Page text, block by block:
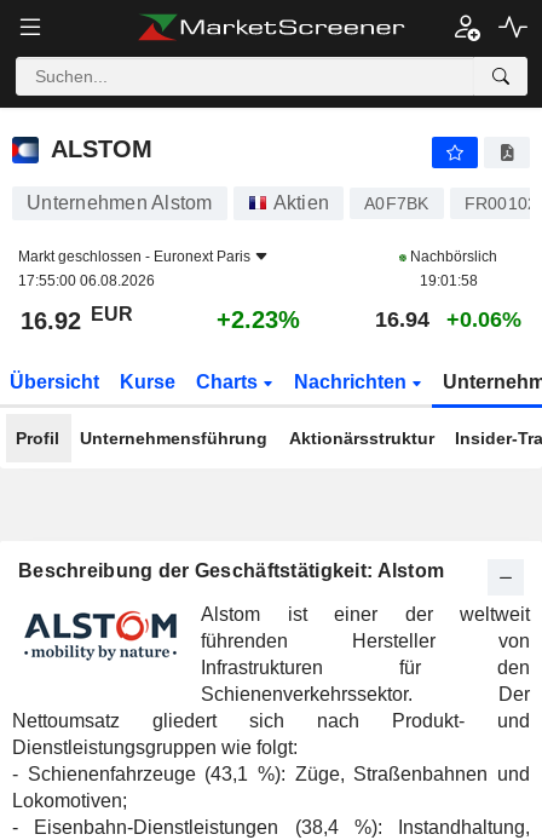
ALSTOM
ALSTOM
Unternehmen Alstom Aktien A0F7BK
Markt geschlossen - Euronext Paris
17:55:00 06.08.2026
Nachbörslich
19:01:58
16.92 EUR +2.23% 16.94 +0.06%
Übersicht Kurse Charts Nachrichten
Profil Unternehmensführung Aktionärsstruktur Insider-
Beschreibung der Geschäftstätigkeit: Alstom
Alstom ist einer der weltweit
führenden Hersteller von
Infrastrukturen für den
Schienenverkehrssektor. Der
Nettoumsatz gliedert sich nach Produkt- und
Dienstleistungsgruppen wie folgt:
- Schienenfahrzeuge (43,1 %): Züge, Straßenbahnen und
Lokomotiven;
- Eisenbahn-Dienstleistungen (38,4 %): Instandhaltung,